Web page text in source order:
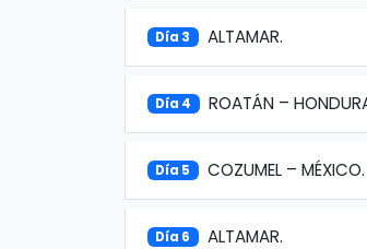
Día 3 ALTAMAR.
Día 4 ROATÁN –
Día 5 COZUMEL – MÉXICO.
Día 6 ALTAMAR.